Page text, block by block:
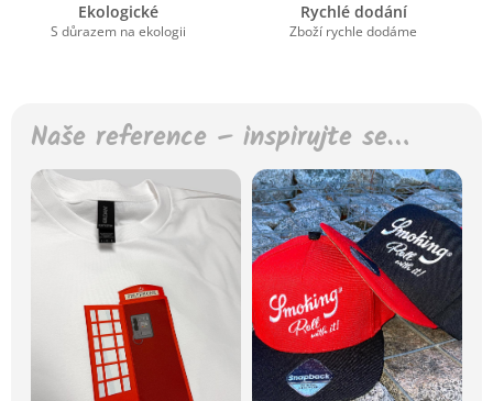
Ekologické
S důrazem na ekologii
Rychlé dodání
Zboží rychle dodáme
Naše reference – inspirujte se…